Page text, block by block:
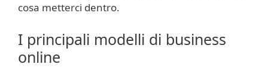
cosa metterci dentro.
I principali modelli di business
online